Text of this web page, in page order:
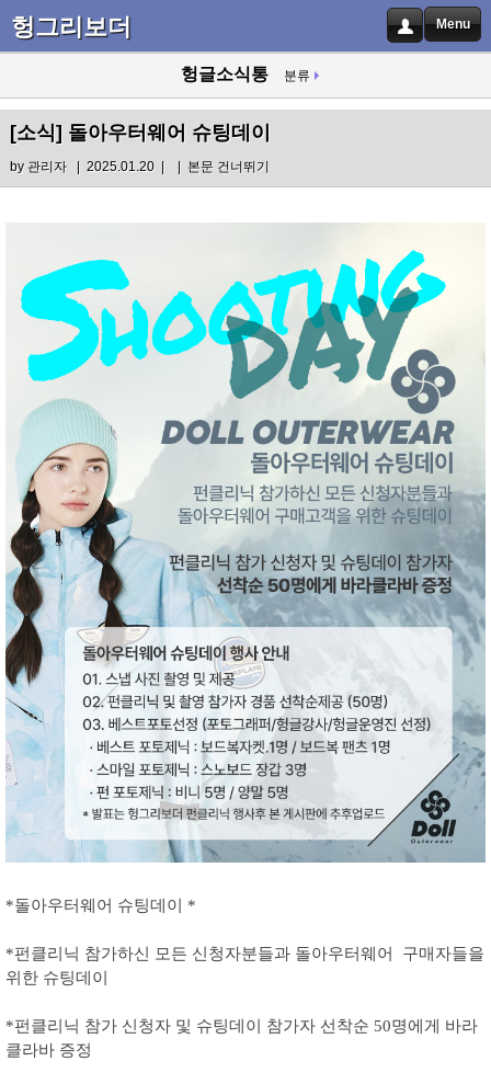
헝그리보더 Menu
헝글소식통 분류
[소식] 돌아우터웨어 슈팅데이
by 관리자| 2025.01.20 | | 본문 건너뛰기
*돌아우터웨어 슈팅데이 *
*펀클리닉 참가하신 모든 신청자분들과 돌아우터웨어 구매자들을
위한 슈팅데이
*펀클리닉 참가 신청자 및 슈팅데이 참가자 선착순 50명에게 바라
클라바 증정